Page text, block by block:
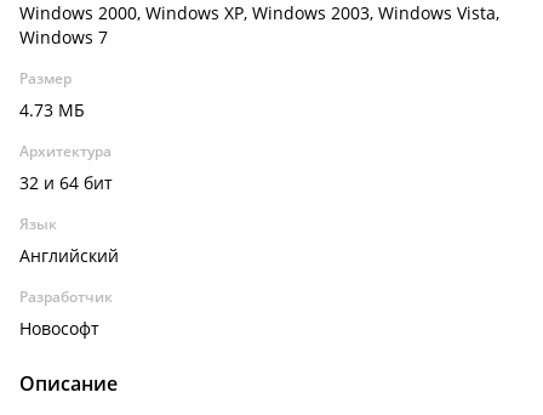
Windows 2000, Windows XP, Windows 2003, Windows Vista,
Windows 7
Размер
4.73 МБ
Архитектура
32 и 64 бит
Язык
Английский
Разработчик
Новософт
Описание